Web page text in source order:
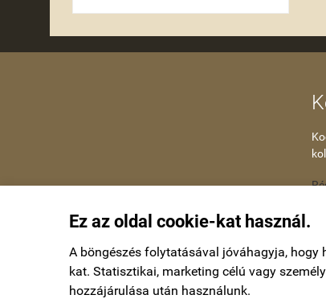
Ez az oldal cookie-kat használ.
A böngészés folytatásával jóváhagyja, hogy
kat. Statisztikai, marketing célú vagy
hozzájárulása után használunk.